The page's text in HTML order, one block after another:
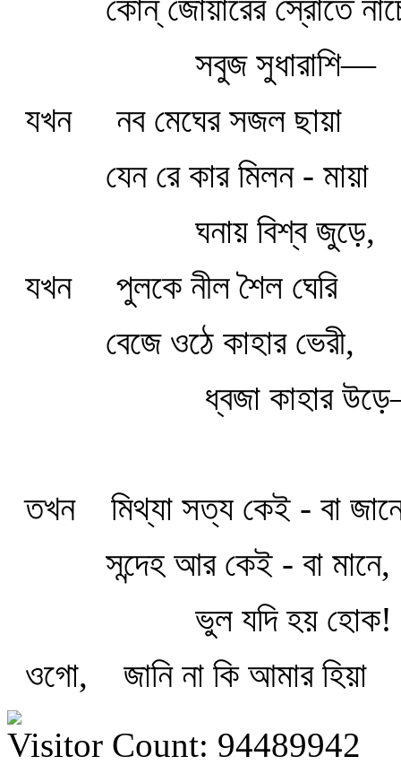
কোন্‌ জোয়ারের স্রোতে
সবুজ সুধারাশি—
যখন
নব মেঘের সজল ছায়া
যেন রে কার মিলন - মায়া
ঘনায় বিশ্ব জুড়ে,
যখন
পুলকে নীল শৈল ঘেরি
বেজে ওঠে কাহার ভেরী,
ধ্বজা কাহার
তখন
মিথ্যা সত্য কেই - বা
সন্দেহ আর কেই - বা মানে,
ভুল যদি হয় হোক!
ওগো,
জানি না কি আমার হিয়া
Visitor Count: 94489942